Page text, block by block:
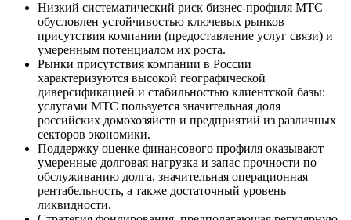
Низкий систематический риск бизнес-профиля МТС
обусловлен устойчивостью ключевых рынков
присутствия компании (предоставление услуг связи) и
умеренным потенциалом их роста.
Рынки присутствия компании в России
характеризуются высокой географической
диверсификацией и стабильностью клиентской базы:
услугами МТС пользуется значительная доля
российских домохозяйств и предприятий из различных
секторов экономики.
Поддержку оценке финансового профиля оказывают
умеренные долговая нагрузка и запас прочности по
обслуживанию долга, значительная операционная
рентабельность, а также достаточный уровень
ликвидности.